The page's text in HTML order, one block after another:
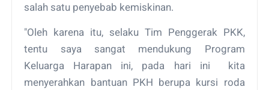
salah satu penyebab kemiskinan.
"Oleh karena itu, selaku Tim Penggerak PKK,
tentu saya sangat mendukung Program
Keluarga Harapan ini, pada hari ini kita
menyerahkan bantuan PKH berupa kursi roda